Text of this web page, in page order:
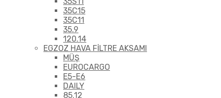
35C15
35C11
35.9
120.14
EGZOZ HAVA FİLTRE AKSAMI
MÜŞ
EUROCARGO
E5-E6
DAILY
85.12